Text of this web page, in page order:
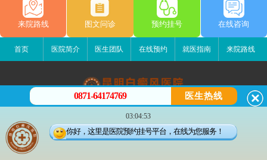
来院路线 图文问诊 预约挂号 在线咨询
首页 医院简介 医生团队 在线预约 就医指南 来院路线
昆明白癜风医院
昆明市五华区护国路2号
版权所有：昆明白癜风医院
0871-64174769 医生热线
03:04:53
你好，这里是医院预约挂号平台，在线为您服务！